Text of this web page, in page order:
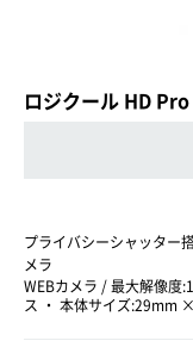
ロジクール HD
プライバシーシャッター
メラ
WEBカメラ / 最大解像度
ス ・ 本体サイズ:29mm